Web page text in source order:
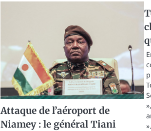
Attaque de l’aéroport de
Niamey : le général Tiani
».